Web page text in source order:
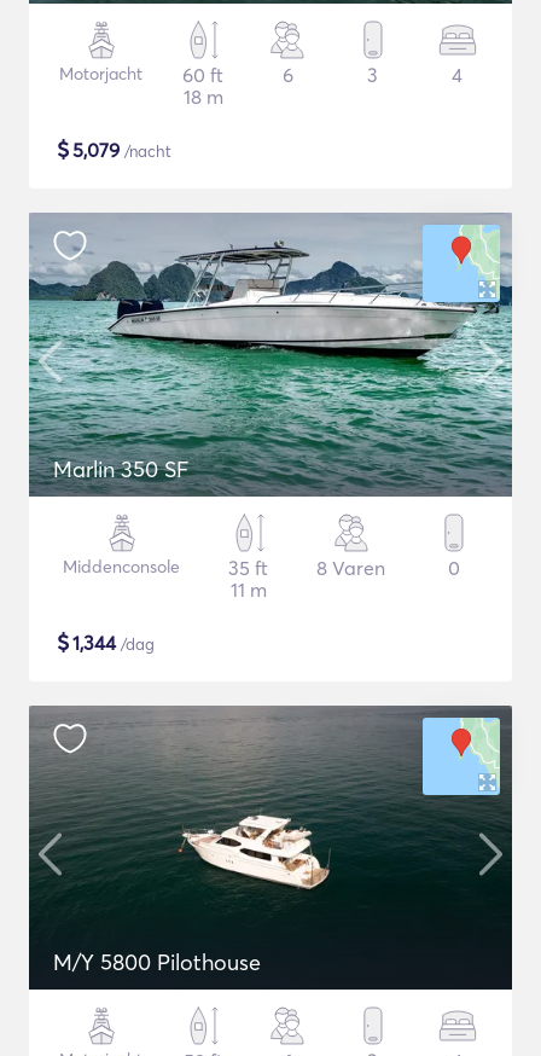
Motorjacht
60 ft
18 m
6 3 4
$5,079 /nacht
Marlin 350 SF
Middenconsole
35 ft
11 m
8 Varen 0
$1,344/dag
M/Y 5800 Pilothouse